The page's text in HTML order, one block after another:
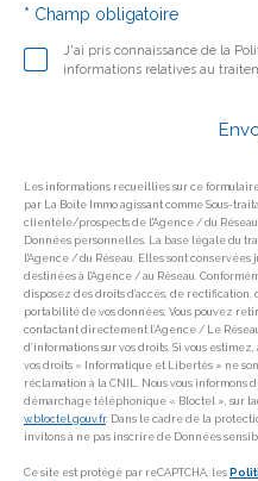
J'ai pris connaissance de la
informations relatives au
* Champ obligatoire
Les informations recueillies sur ce
par La Boite Immo agissant comme Sous-
clientèle/prospects de l'Agence / du
Données personnelles. La base légale du
l'Agence / du Réseau. Elles sont
destinées à l'Agence / au Réseau.
disposez des droits d’accès, de rectification,
portabilité de vos données. Vous pouvez
contactant directement l’Agence / Le
d’informations sur vos droits. Si vous
vos droits « Informatique et Libertés » ne
réclamation à la CNIL. Nous vous informons
démarchage téléphonique « Bloctel », sur
w.bloctel.gouv.fr. Dans le cadre de la
invitons à ne pas inscrire de Données
Ce site est protégé par reCAPTCHA, les